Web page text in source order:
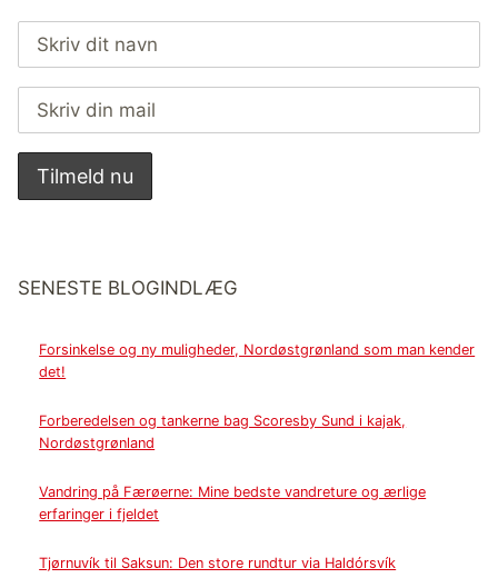
SENESTE BLOGINDLÆG
Forsinkelse og ny muligheder, Nordøstgrønland som man kender
det!
Forberedelsen og tankerne bag Scoresby Sund i kajak,
Nordøstgrønland
Vandring på Færøerne: Mine bedste vandreture og ærlige
erfaringer i fjeldet
Tjørnuvík til Saksun: Den store rundtur via Haldórsvík